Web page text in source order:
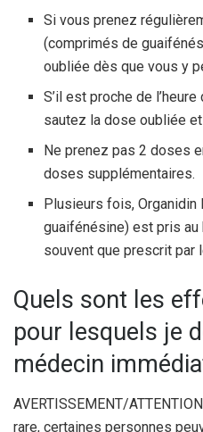
Si vous prenez
(comprimés de
oubliée dès que vous y
S’il est proche de
sautez la dose oubliée
Ne prenez pas 2 doses
doses supplémentaires.
Plusieurs fois, Organidin
guaifénésine) est pris
souvent que prescrit par
Quels sont les
pour lesquels je
médecin
AVERTISSEMENT/
rare, certaines personnes